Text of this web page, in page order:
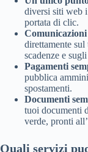
diversi siti web
portata di clic.
direttamente
scadenze e
Pagamenti
pubblica
spostamenti.
Documenti
tuoi documenti
verde, pronti
Quali servizi